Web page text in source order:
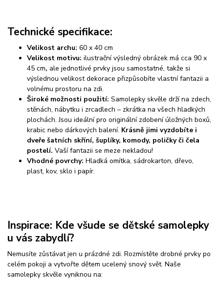
Technické specifikace:
Velikost archu: 60 x 40 cm
Velikost motivu: ilustrační výsledný obrázek má cca 90 x
45 cm, ale jednotlivé prvky jsou samostatné, takže si
výslednou velikost dekorace přizpůsobíte vlastní fantazii a
volnému prostoru na zdi.
Široké možnosti použití: Samolepky skvěle drží na zdech,
stěnách, nábytku i zrcadlech – zkrátka na všech hladkých
plochách. Jsou ideální pro originální zdobení úložných boxů,
krabic nebo dárkových balení. Krásně jimi vyzdobíte i
dveře šatních skříní, šuplíky, komody, poličky či čela
postelí. Vaší fantazii se meze nekladou!
Vhodné povrchy: Hladká omítka, sádrokarton, dřevo,
plast, kov, sklo i papír.
Inspirace: Kde všude se dětské samolepky
u vás zabydlí?
Nemusíte zůstávat jen u prázdné zdi. Rozmístěte drobné prvky po
celém pokoji a vytvořte dětem ucelený snový svět. Naše
samolepky skvěle vyniknou na: